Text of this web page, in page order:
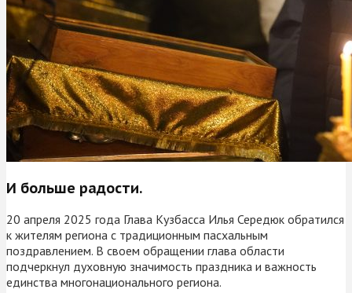
И больше радости.
20 апреля 2025 года Глава Кузбасса Илья Середюк обратился
к жителям региона с традиционным пасхальным
поздравлением. В своем обращении глава области
подчеркнул духовную значимость праздника и важность
единства многонационального региона.